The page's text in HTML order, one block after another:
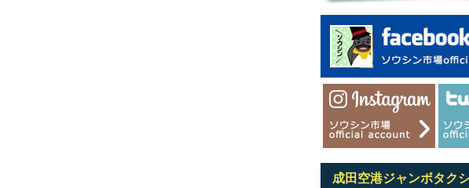
成田空港ジャンボタク